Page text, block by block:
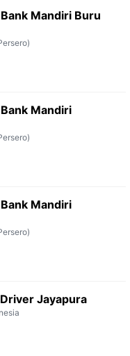
Mandiri Buru
Mandiri
Mandiri
Jayapura